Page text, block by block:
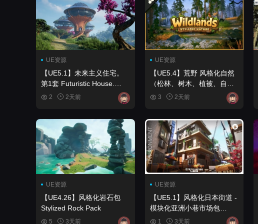
UE资源
【UE5.1】未来主义住宅。
第1套 Futuristic House.
Pack 1
2 2天前
UE资源
【UE5.4】荒野 风格化自然
（松林、树木、植被、自
然、森林、生物群系）
Foliage, Nature, Forest,
Biome)
3 2天前
UE资源
【UE4.26】风格化岩石包
Stylized Rock Pack
5 3天前
UE资源
【UE5.1】风格化日本街道 -
模块化亚洲小巷市场包
Stylized Japanese Street -
1 3天前